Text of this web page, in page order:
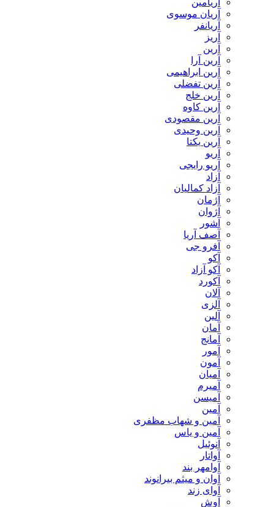
آریامین
آریان موسوی
آریانفر
آریز
آرین
آرین آرا
آرین ابراهیمی
آرین تفضلی
آرین خلج
آرین کاوه
آرین مقصودی
آرین وحیدی
آرین یکتا
آریو
آریو رایجی
آزاد
آزاد کمالیان
آژمان
آژوان
آشور
آصف آریا
آفرو جی
آکو
آکو آزاد
آکورد
آلان
آلزی
آلین
آمان
آمانج
آمور
آمون
آمیان
آمیرم
آمیسن
آمین
آمین و شهاب مظفری
آمین و یاس
آنوئیل
آواتار
آوامهر بند
آوان و میثم بیرانوند
آوای زند
آوش